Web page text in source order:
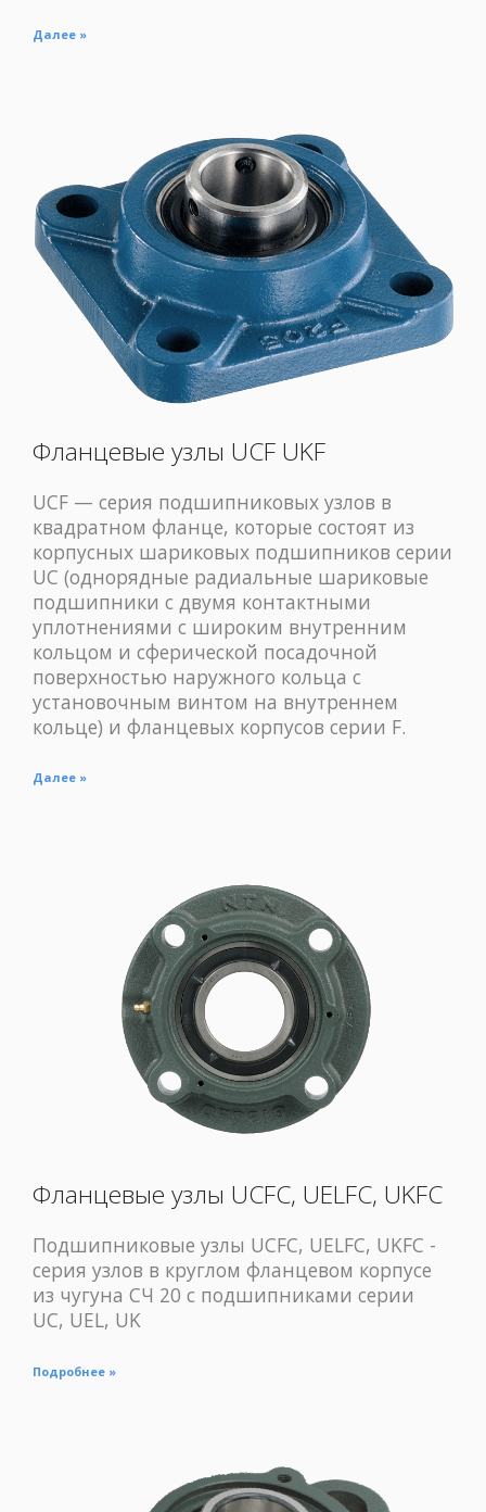
Далее »
Фланцевые узлы UCF UKF
UCF — серия подшипниковых узлов в
квадратном фланце, которые состоят из
корпусных шариковых подшипников серии
UС (однорядные радиальные шариковые
подшипники с двумя контактными
уплотнениями с широким внутренним
кольцом и сферической посадочной
поверхностью наружного кольца с
установочным винтом на внутреннем
кольце) и фланцевых корпусов серии F.
Далее »
Фланцевые узлы UCFC, UELFC, UKFC
Подшипниковые узлы UCFC, UELFC, UKFC -
серия узлов в круглом фланцевом корпусе
из чугуна СЧ 20 с подшипниками серии
UC, UEL, UK
Подробнее »